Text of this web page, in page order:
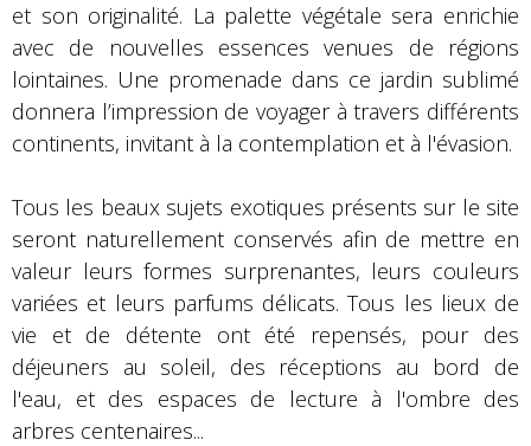
et son originalité. La palette végétale sera enrichie
avec de nouvelles essences venues de régions
lointaines. Une promenade dans ce jardin sublimé
donnera l’impression de voyager à travers différents
continents, invitant à la contemplation et à l'évasion.
Tous les beaux sujets exotiques présents sur le site
seront naturellement conservés afin de mettre en
valeur leurs formes surprenantes, leurs couleurs
variées et leurs parfums délicats. Tous les lieux de
vie et de détente ont été repensés, pour des
déjeuners au soleil, des réceptions au bord de
l'eau, et des espaces de lecture à l'ombre des
arbres centenaires...